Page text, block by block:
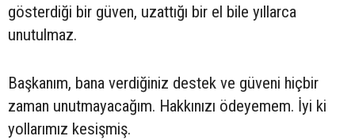
gösterdiği bir güven, uzattığı bir el bile yıllarca
unutulmaz.
Başkanım, bana verdiğiniz destek ve güveni hiçbir
zaman unutmayacağım. Hakkınızı ödeyemem. İyi ki
yollarımız kesişmiş.